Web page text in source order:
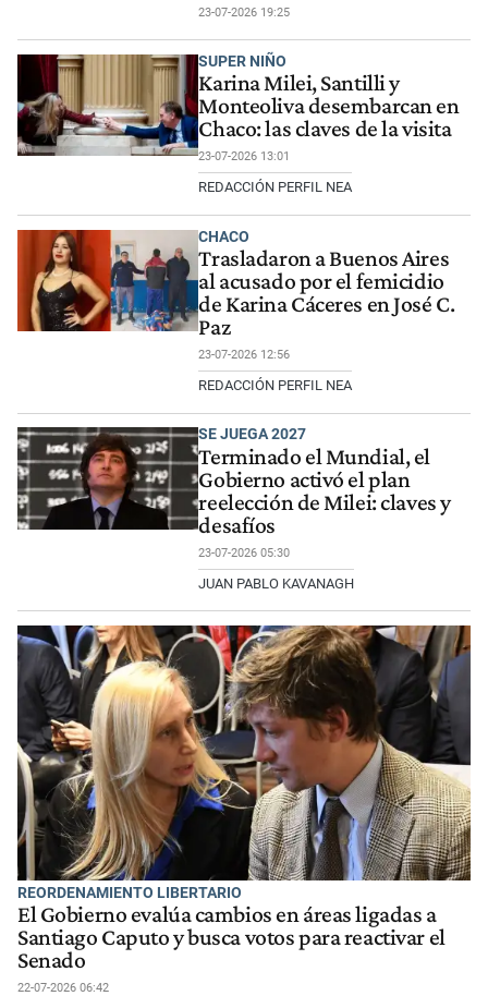
23-07-2026 19:25
SUPER NIÑO
Karina Milei, Santilli y
Monteoliva desembarcan en
Chaco: las claves de la visita
23-07-2026 13:01
REDACCIÓN PERFIL NEA
CHACO
Trasladaron a Buenos Aires
al acusado por el femicidio
de Karina Cáceres en José C.
Paz
23-07-2026 12:56
REDACCIÓN PERFIL NEA
SE JUEGA 2027
Terminado el Mundial, el
Gobierno activó el plan
reelección de Milei: claves y
desafíos
23-07-2026 05:30
JUAN PABLO KAVANAGH
REORDENAMIENTO LIBERTARIO
El Gobierno evalúa cambios en áreas ligadas a
Santiago Caputo y busca votos para reactivar el
Senado
22-07-2026 06:42